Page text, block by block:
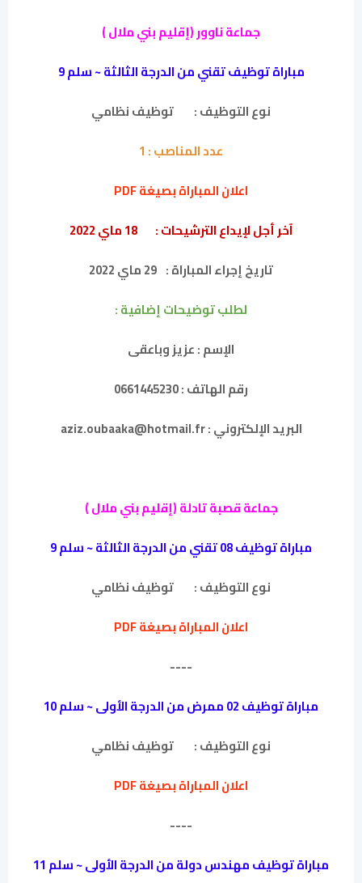
جماعة ناوور (إقليم بني ملال )
مباراة توظيف تقني من الدرجة الثالثة ~ سلم 9
نوع التوظيف :
توظيف نظامي
عدد المناصب : 1
اعلان المباراة بصيغة PDF
آخر أجل لإيداع الترشيحات :
18 ماي 2022
تاريخ إجراء المباراة : 29 ماي 2022
لطلب توضيحات إضافية :
الإسم : عزيز وباعقى
رقم الهاتف : 0661445230
البريد الإلكتروني : aziz.oubaaka@hotmail.fr
جماعة قصبة تادلة (إقليم بني ملال )
مباراة توظيف 08 تقني من الدرجة الثالثة ~ سلم 9
نوع التوظيف :
توظيف نظامي
اعلان المباراة بصيغة PDF
----
مباراة توظيف 02 ممرض من الدرجة الأولى ~ سلم 10
نوع التوظيف :
توظيف نظامي
اعلان المباراة بصيغة PDF
----
مباراة توظيف مهندس دولة من الدرجة الأولى ~ سلم 11